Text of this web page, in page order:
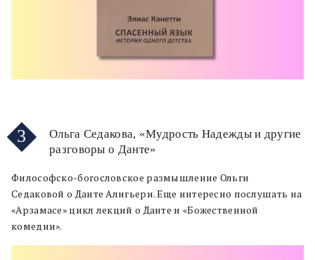
3
Ольга Седакова, «Мудрость Надежды и другие
разговоры о Данте»
Философско-богословское размышление Ольги
Седаковой о Данте Алигьери. Еще интересно послушать на
«Арзамасе» цикл лекций о Данте и «Божественной
комедии».